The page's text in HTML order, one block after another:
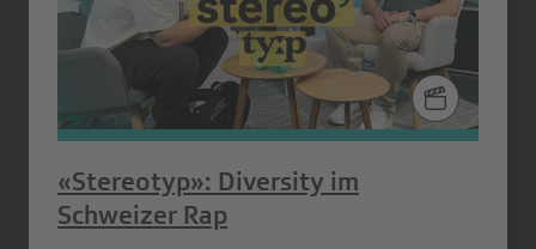
«Stereotyp»: Diversity im
Schweizer Rap